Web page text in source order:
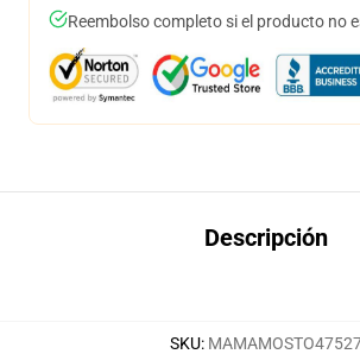
Reembolso completo si el producto no
Descripción
SKU: